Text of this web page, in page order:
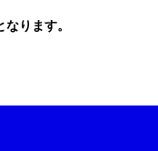
ります。